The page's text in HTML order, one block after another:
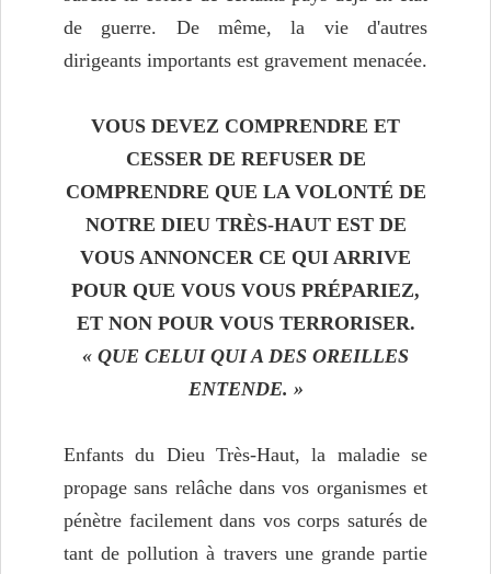
de guerre. De même, la vie d'autres
dirigeants importants est gravement menacée.
VOUS DEVEZ COMPRENDRE ET
CESSER DE REFUSER DE
COMPRENDRE QUE LA VOLONTÉ DE
NOTRE DIEU TRÈS-HAUT EST DE
VOUS ANNONCER CE QUI ARRIVE
POUR QUE VOUS VOUS PRÉPARIEZ,
ET NON POUR VOUS TERRORISER.
« QUE CELUI QUI A DES OREILLES
ENTENDE. »
Enfants du Dieu Très-Haut, la maladie se
propage sans relâche dans vos organismes et
pénètre facilement dans vos corps saturés de
tant de pollution à travers une grande partie